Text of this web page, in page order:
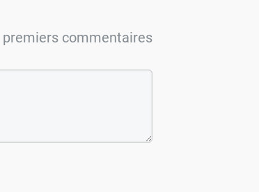
premiers commentaires